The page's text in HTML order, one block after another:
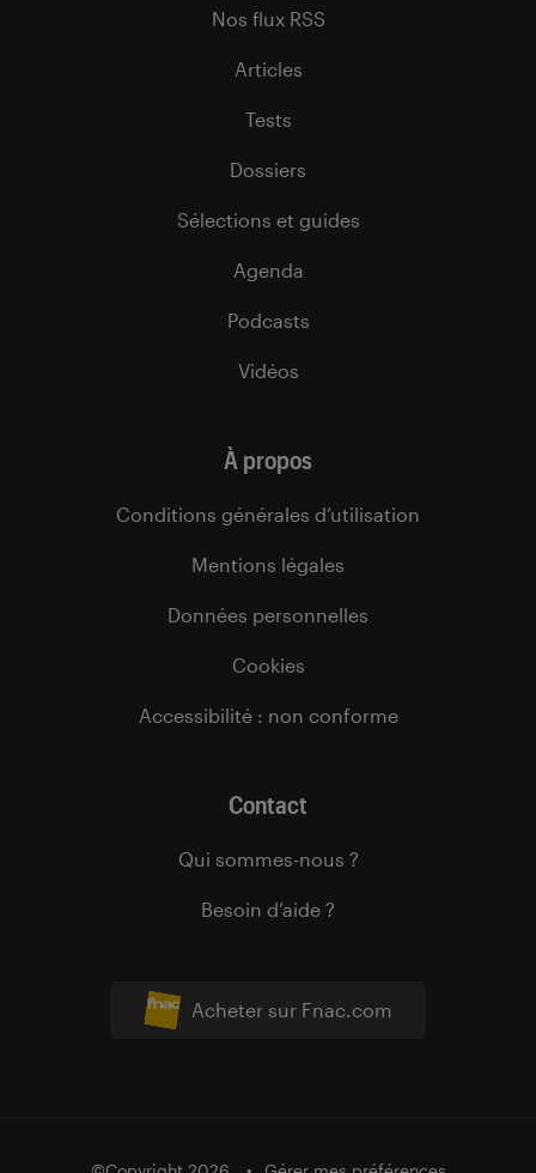
Acheter sur Fnac.com
Nos flux RSS
Articles
Tests
Dossiers
Sélections et guides
Agenda
Podcasts
Vidéos
À propos
Conditions générales d’utilisation
Mentions légales
Données personnelles
Cookies
Accessibilité : non conforme
Contact
Qui sommes-nous ?
Besoin d’aide ?